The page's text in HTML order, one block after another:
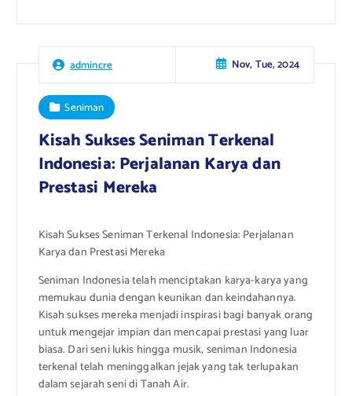
admincre Nov, Tue, 2024
Seniman
Kisah Sukses Seniman Terkenal
Indonesia: Perjalanan Karya dan
Prestasi Mereka
Kisah Sukses Seniman Terkenal Indonesia: Perjalanan
Karya dan Prestasi Mereka
Seniman Indonesia telah menciptakan karya-karya yang
memukau dunia dengan keunikan dan keindahannya.
Kisah sukses mereka menjadi inspirasi bagi banyak orang
untuk mengejar impian dan mencapai prestasi yang luar
biasa. Dari seni lukis hingga musik, seniman Indonesia
terkenal telah meninggalkan jejak yang tak terlupakan
dalam sejarah seni di Tanah Air.